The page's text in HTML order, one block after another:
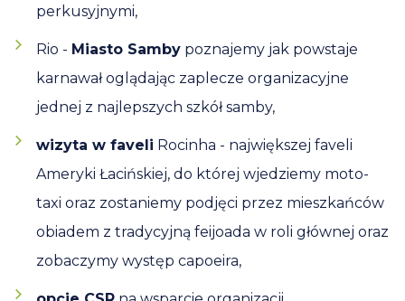
perkusyjnymi,
Rio - Miasto Samby poznajemy jak powstaje
karnawał oglądając zaplecze organizacyjne
jednej z najlepszych szkół samby,
wizyta w faveli Rocinha - największej faveli
Ameryki Łacińskiej, do której wjedziemy moto-
taxi oraz zostaniemy podjęci przez mieszkańców
obiadem z tradycyjną feijoada w roli głównej oraz
zobaczymy występ capoeira,